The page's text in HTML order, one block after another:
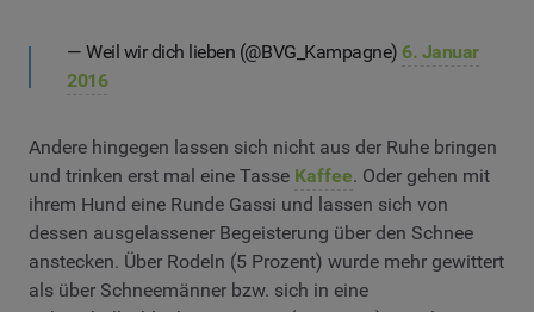
— Weil wir dich lieben (@BVG_Kampagne) 6. Januar
2016
Andere hingegen lassen sich nicht aus der Ruhe bringen
und trinken erst mal eine Tasse Kaffee. Oder gehen mit
ihrem Hund eine Runde Gassi und lassen sich von
dessen ausgelassener Begeisterung über den Schnee
anstecken. Über Rodeln (5 Prozent) wurde mehr gewittert
als über Schneemänner bzw. sich in eine